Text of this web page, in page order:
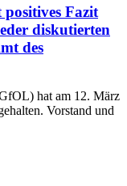
Fazit
diskutierten
des
hat am 12. März
Vorstand und